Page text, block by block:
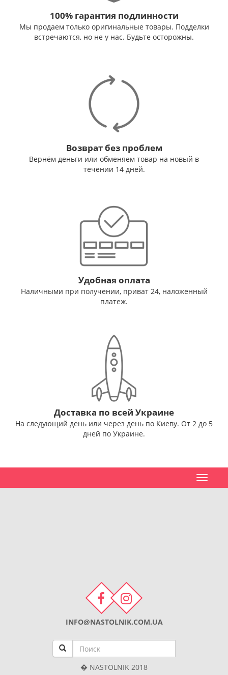
100% гарантия подлинности
Мы продаем только оригинальные товары. Подделки
встречаются, но не у нас. Будьте осторожны.
Возврат без проблем
Вернём деньги или обменяем товар на новый в
течении 14 дней.
Удобная оплата
Наличными при получении, приват 24, наложенный
платеж.
Доставка по всей Украине
На следующий день или через день по Киеву. От 2 до 5
дней по Украине.
Toggle
INFO@NASTOLNIK.COM.UA
� NASTOLNIK 2018